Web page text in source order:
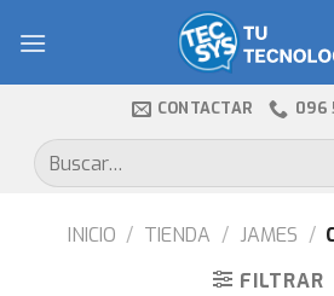
CONTACTAR 096
Buscar
por:
INICIO / TIENDA / JAMES /
FILTRAR